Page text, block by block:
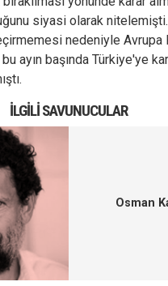
siyasi olarak
nedeniyle Avrupa
ayın başında Türkiye'ye
İLGILI SAVUNUCULAR
Osman